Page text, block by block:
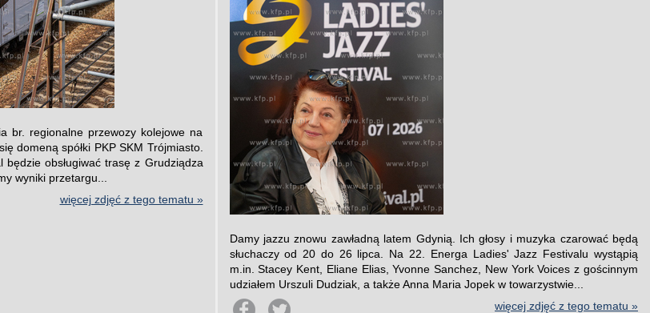
br. regionalne przewozy kolejowe na
domeną spółki PKP SKM Trójmiasto.
obsługiwać trasę z Grudziądza
wyniki przetargu...
więcej zdjęć z tego tematu »
Damy jazzu znowu zawładną latem Gdynią. Ich głosy i muzyka czarować będą
słuchaczy od 20 do 26 lipca. Na 22. Energa Ladies' Jazz Festivalu wystąpią
m.in. Stacey Kent, Eliane Elias, Yvonne Sanchez, New York Voices z gościnnym
udziałem Urszuli Dudziak, a także Anna Maria Jopek w towarzystwie...
więcej zdjęć z tego tematu »